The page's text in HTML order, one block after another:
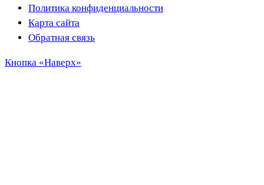
Политика конфиденциальности
Карта сайта
Обратная связь
Кнопка «Наверх»